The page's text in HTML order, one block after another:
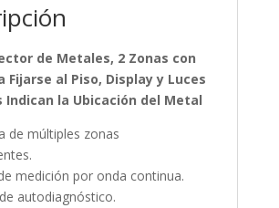
de Metales, 2 Zonas con
Fijarse al Piso, Display y Luces
Indican la Ubicación del Metal
de múltiples zonas
medición por onda continua.
autodiagnóstico.